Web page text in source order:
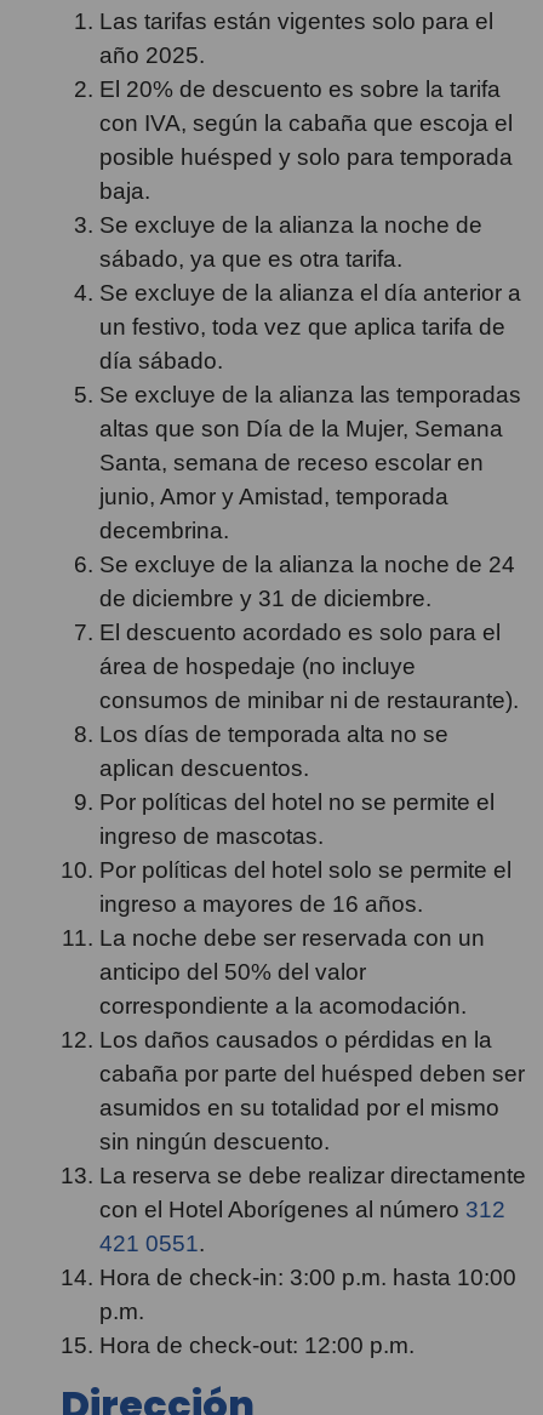
Las tarifas están vigentes solo para el
año 2025.
El 20% de descuento es sobre la tarifa
con IVA, según la cabaña que escoja el
posible huésped y solo para temporada
baja.
Se excluye de la alianza la noche de
sábado, ya que es otra tarifa.
Se excluye de la alianza el día anterior a
un festivo, toda vez que aplica tarifa de
día sábado.
Se excluye de la alianza las temporadas
altas que son Día de la Mujer, Semana
Santa, semana de receso escolar en
junio, Amor y Amistad, temporada
decembrina.
Se excluye de la alianza la noche de 24
de diciembre y 31 de diciembre.
El descuento acordado es solo para el
área de hospedaje (no incluye
consumos de minibar ni de restaurante).
Los días de temporada alta no se
aplican descuentos.
Por políticas del hotel no se permite el
ingreso de mascotas.
Por políticas del hotel solo se permite el
ingreso a mayores de 16 años.
La noche debe ser reservada con un
anticipo del 50% del valor
correspondiente a la acomodación.
Los daños causados o pérdidas en la
cabaña por parte del huésped deben ser
asumidos en su totalidad por el mismo
sin ningún descuento.
La reserva se debe realizar directamente
con el Hotel Aborígenes al número 312
421 0551.
Hora de check-in: 3:00 p.m. hasta 10:00
p.m.
Hora de check-out: 12:00 p.m.